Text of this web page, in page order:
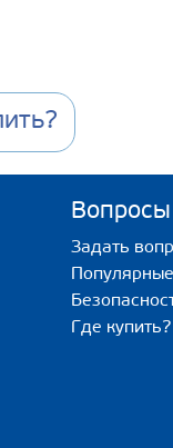
Задать
Где купить?